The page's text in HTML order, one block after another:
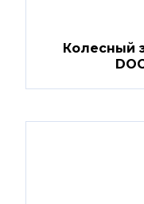
Колесный